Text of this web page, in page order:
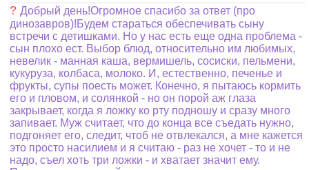
?Добрый день!Огромное спасибо за ответ (про
динозавров)!Будем стараться обеспечивать сыну
встречи с детишками. Но у нас есть еще одна проблема -
сын плохо ест. Выбор блюд, относительно им любимых,
невелик - манная каша, вермишель, сосиски, пельмени,
кукуруза, колбаса, молоко. И, естественно, печенье и
фрукты, супы поесть может. Конечно, я пытаюсь кормить
его и пловом, и солянкой - но он порой аж глаза
закрывает, когда я ложку ко рту подношу и сразу много
запивает. Муж считает, что до конца все съедать нужно,
подгоняет его, следит, чтоб не отвлекался, а мне кажется
это просто насилием и я считаю - раз не хочет - то и не
надо, съел хоть три ложки - и хватает значит ему.